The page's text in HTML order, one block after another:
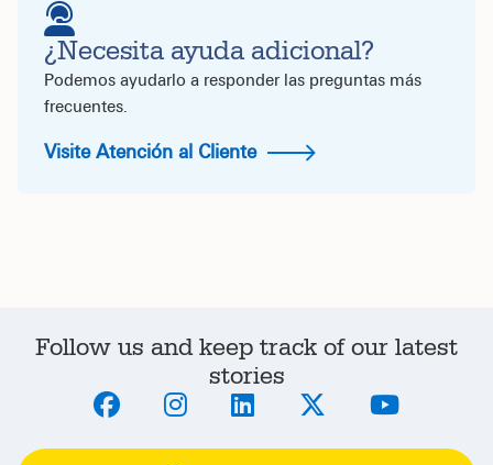
¿Necesita ayuda adicional?
Podemos ayudarlo a responder las preguntas más
frecuentes.
Visite Atención al Cliente
Follow us and keep track of our latest
stories